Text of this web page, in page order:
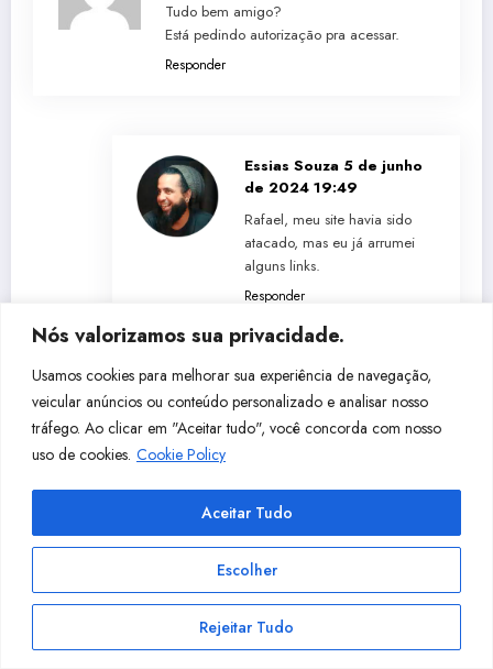
Nós valorizamos sua privacidade.
Usamos cookies para melhorar sua experiência de navegação,
veicular anúncios ou conteúdo personalizado e analisar nosso
tráfego. Ao clicar em "Aceitar tudo", você concorda com nosso
uso de cookies. Cookie Policy
Escolher
Rejeitar Tudo
Aceitar Tudo
Tudo bem amigo?
Está pedindo autorização pra acessar.
Responder
Essias Souza 5 de junho
de 2024 19:49
Rafael, meu site havia sido
atacado, mas eu já arrumei
alguns links.
Responder
Jonathan28 de maio de 2024
10:42
Bom dia Essias, estou tentando acessar o
Essias Souza
de 2024 19:24